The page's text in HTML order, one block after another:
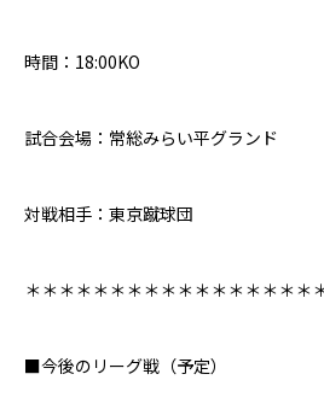
時間： 18:00KO
試合会場：常総みらい平グランド
対戦相手：東京蹴球団
＊＊＊＊＊＊＊＊＊＊＊＊＊＊＊＊＊
■今後のリーグ戦（予定）